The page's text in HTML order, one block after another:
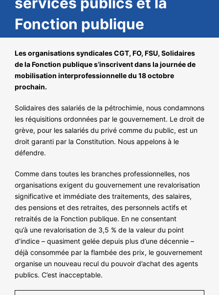
NOS ACTIONS
Fonction publique
Les organisations syndicales CGT, FO, FSU, Solidaires
de la Fonction publique s’inscrivent dans la journée de
mobilisation interprofessionnelle du 18 octobre
prochain.
Solidaires des salariés de la pétrochimie, nous condamnons
les réquisitions ordonnées par le gouvernement. Le droit de
grève, pour les salariés du privé comme du public, est un
droit garanti par la Constitution. Nous appelons à le
défendre.
Comme dans toutes les branches professionnelles, nos
organisations exigent du gouvernement une revalorisation
significative et immédiate des traitements, des salaires,
des pensions et des retraites, des personnels actifs et
retraités de la Fonction publique. En ne consentant
qu’à une revalorisation de 3,5 % de la valeur du point
d’indice – quasiment gelée depuis plus d’une décennie –
déjà consommée par la flambée des prix, le gouvernement
organise un nouveau recul du pouvoir d’achat des agents
publics. C’est inacceptable.